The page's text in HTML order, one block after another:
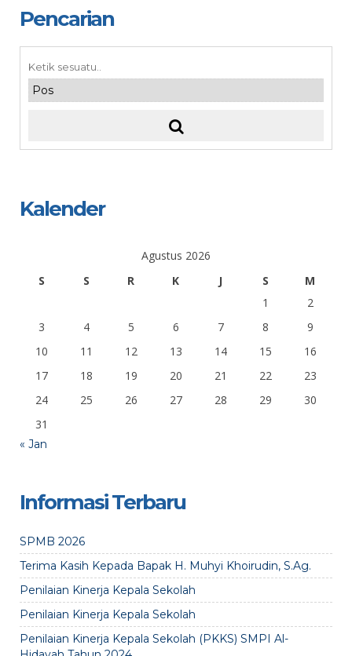
Pencarian
Kalender
Agustus 2026
S
S R K J S
M
1
2
3
4 5 6 7 8
9
10
11 12 13 14 15
16
17
18 19 20 21 22
23
24
25 26 27 28 29
30
31
« Jan
Informasi Terbaru
SPMB 2026
Terima Kasih Kepada Bapak H. Muhyi Khoirudin, S.Ag.
Penilaian Kinerja Kepala Sekolah
Penilaian Kinerja Kepala Sekolah
Penilaian Kinerja Kepala Sekolah (PKKS) SMPI Al-